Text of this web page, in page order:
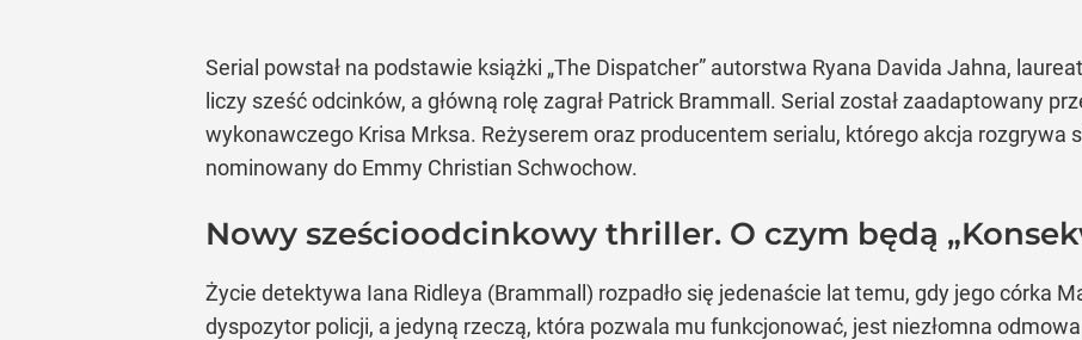
Serial powstał na podstawie książki „The Dispatcher” autorstwa Ryana Davida Jahna,
liczy sześć odcinków, a główną rolę zagrał Patrick Brammall. Serial został zaadaptowany
wykonawczego Krisa Mrksa. Reżyserem oraz producentem serialu, którego akcja rozgrywa
nominowany do Emmy Christian Schwochow.
Nowy sześcioodcinkowy thriller. O czym będą
Życie detektywa Iana Ridleya (Brammall) rozpadło się jedenaście lat temu, gdy jego córka
dyspozytor policji, a jedyną rzeczą, która pozwala mu funkcjonować, jest niezłomna